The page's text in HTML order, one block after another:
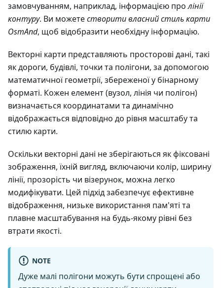
замовчуванням, наприклад, інформацією пролінії
контуру. Ви можетестворити власний стиль карти
OsmAnd, щоб відобразити необхідну інформацію.
Векторні карти представляють просторові дані, такі
як дороги, будівлі, точки та полігони, за допомогою
математичної геометрії, збереженої у бінарному
форматі. Кожен елемент (вузол, лінія чи полігон)
визначається координатами та динамічно
відображається відповідно до рівня масштабу та
стилю карти.
Оскільки векторні дані не зберігаються як фіксовані
зображення, їхній вигляд, включаючи колір, ширину
лінії, прозорість чи візерунок, можна легко
модифікувати. Цей підхід забезпечує ефективне
відображення, низьке використання пам'яті та
плавне масштабування на будь-якому рівні без
втрати якості.
NOTE
Дуже малі полігони можуть бути спрощені або